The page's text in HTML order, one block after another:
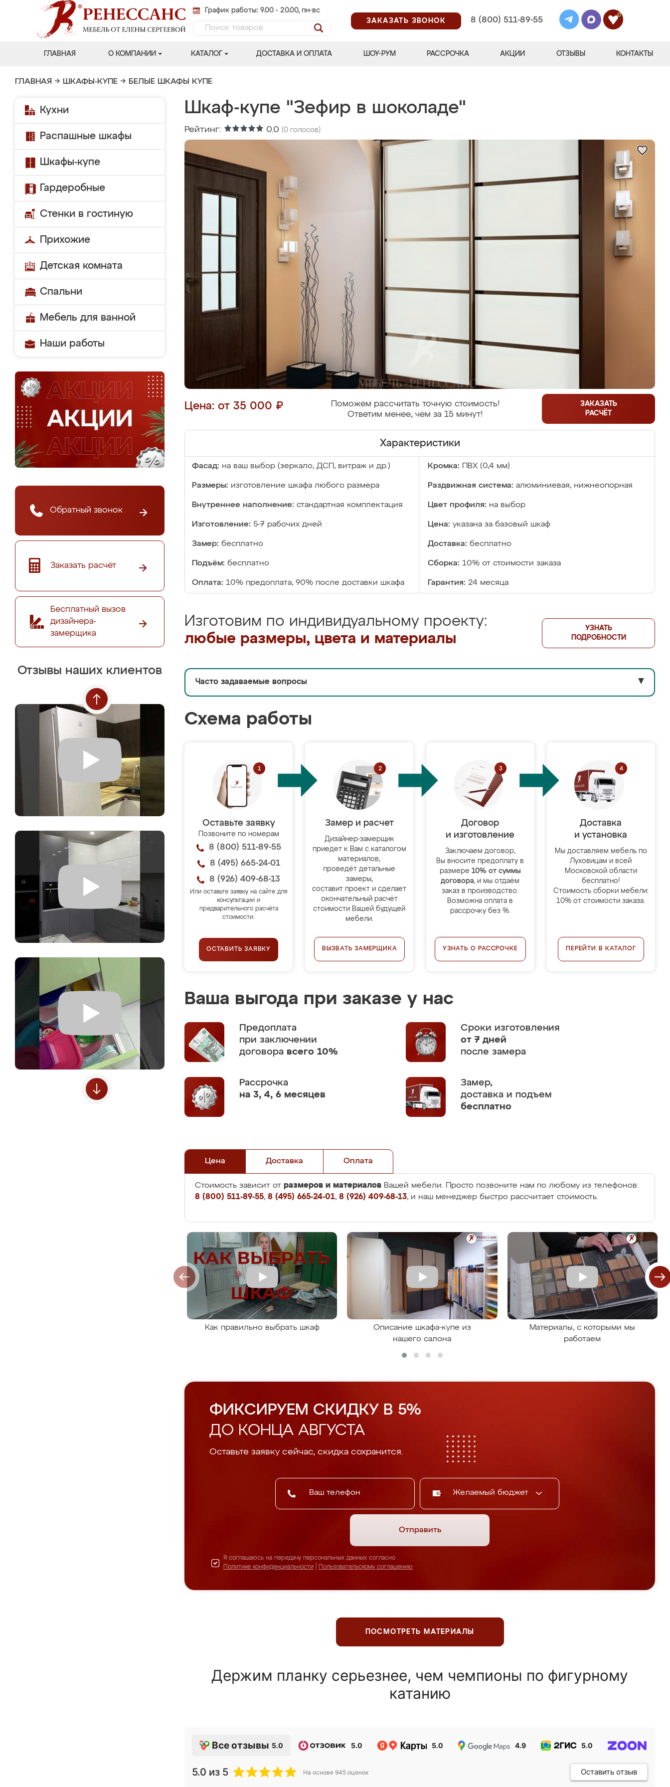
График работы: 9.00 - 20.00, пн-вс
ЗАКАЗАТЬ ЗВОНОК
8 (800) 511-89-55
0
ГЛАВНАЯ О КОМПАНИИ КАТАЛОГ ДОСТАВКА И ОПЛАТА ШОУ-РУМ РАССРОЧКА АКЦИИ ОТЗЫВЫ КОНТАКТЫ
ГЛАВНАЯ → ШКАФЫ-КУПЕ → БЕЛЫЕ ШКАФЫ КУПЕ
Кухни
Распашные шкафы
Шкафы-купе
Гардеробные
Стенки в гостиную
Прихожие
Детская комната
Спальни
Мебель для ванной
Наши работы
Обратный звонок
Заказать расчёт
Бесплатный вызов
дизайнера-
замерщика
Отзывы наших клиентов
Шкаф-купе "Зефир в шоколаде"
Рейтинг: 0.0 (0 голосов)
Цена: от 35 000 ₽
Поможем рассчитать точную стоимость!
Ответим менее, чем за 15 минут!
ЗАКАЗАТЬ
РАСЧЁТ
Характеристики
Фасад: на ваш выбор (зеркало, ДСП, витраж и др.) Кромка: ПВХ (0,4 мм)
Размеры: изготовление шкафа любого размера Раздвижная система: алюминиевая, нижнеопорная
Внутреннее наполнение: стандартная комплектация Цвет профиля: на выбор
Изготовление: 5-7 рабочих дней Цена: указана за базовый шкаф
Замер: бесплатно Доставка: бесплатно
Подъём: бесплатно Сборка: 10% от стоимости заказа
Оплата: 10% предоплата, 90% после доставки шкафа Гарантия: 24 месяца
Изготовим по индивидуальному проекту:
любые размеры, цвета и материалы
УЗНАТЬ
ПОДРОБНОСТИ
Часто задаваемые вопросы ▼
Схема работы
Оставьте заявку
Позвоните по номерам
8 (800) 511-89-55
8 (495) 665-24-01
8 (926) 409-68-13
Или оставьте заявку на сайте для
консультации и
предварительного расчёта
стоимости.
ОСТАВИТЬ ЗАЯВКУ
Замер и расчет
Дизайнер-замерщик
приедет к Вам с каталогом
материалов,
проведёт детальные
замеры,
составит проект и сделает
окончательный расчёт
стоимости Вашей будущей
мебели.
ВЫЗВАТЬ ЗАМЕРЩИКА
Договор
и изготовление
Заключаем договор,
Вы вносите предоплату в
размере 10% от суммы
договора, и мы отдаём
заказ в производство.
Возможна оплата в
рассрочку без %.
УЗНАТЬ О РАССРОЧКЕ
Доставка
и установка
Мы доставляем мебель по
Луховицам и всей
Московской области
бесплатно!
Стоимость сборки мебели:
10% от стоимости заказа.
ПЕРЕЙТИ В КАТАЛОГ
Ваша выгода при заказе у нас
Предоплата
при заключении
договора всего 10%
Сроки изготовления
от 7 дней
после замера
Рассрочка
на 3, 4, 6 месяцев
Замер,
доставка и подъем
бесплатно
Цена Доставка Оплата
Стоимость зависит от размеров и материалов Вашей мебели. Просто позвоните нам по любому из телефонов:
8 (800) 511-89-55, 8 (495) 665-24-01, 8 (926) 409-68-13, и наш менеджер быстро рассчитает стоимость.
Как правильно выбрать шкаф
Описание шкафа-купе из
нашего салона
Материалы, с которыми мы
работаем
ФИКСИРУЕМ СКИДКУ В 5%
ДО КОНЦА АВГУСТА
Оставьте заявку сейчас, скидка сохранится.
Желаемый бюджет
Отправить
Я соглашаюсь на передачу персональных данных согласно
Политике конфиденциальности
Пользовательскому соглашению
ПОСМОТРЕТЬ МАТЕРИАЛЫ
Держим планку серьезнее, чем чемпионы по фигурному
катанию
Все отзывы 5.0 5.0 5.0 4.9 5.0
5.0 из 5 На основе 945 оценок Оставить отзыв